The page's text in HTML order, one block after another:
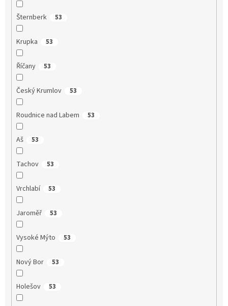
Šternberk 53
Krupka 53
Říčany 53
Český Krumlov 53
Roudnice nad Labem 53
Aš 53
Tachov 53
Vrchlabí 53
Jaroměř 53
Vysoké Mýto 53
Nový Bor 53
Holešov 53